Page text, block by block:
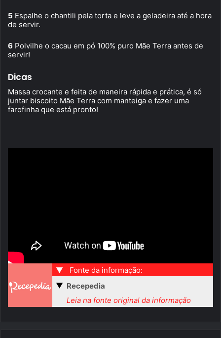
5 Espalhe o chantili pela torta e leve a geladeira até a hora
de servir.
6 Polvilhe o cacau em pó 100% puro Mãe Terra antes de
servir!
Dicas
Massa crocante e feita de maneira rápida e prática, é só
juntar biscoito Mãe Terra com manteiga e fazer uma
farofinha que está pronto!
▼
Fonte da informação:
▼ Recepedia
Leia na fonte original da informação